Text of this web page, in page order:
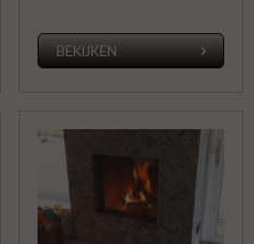
BEKIJKEN